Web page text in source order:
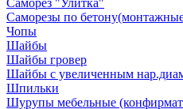
Саморез "Улитка"
Саморезы по
Чопы
Шайбы
Шайбы гровер
Шайбы с увеличенным
Шпильки
Шурупы мебельные